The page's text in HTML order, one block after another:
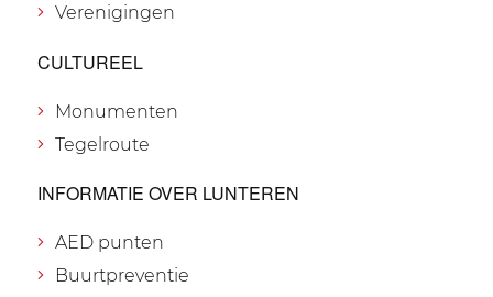
Verenigingen
CULTUREEL
Monumenten
Tegelroute
INFORMATIE OVER LUNTEREN
AED punten
Buurtpreventie